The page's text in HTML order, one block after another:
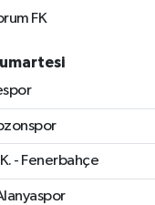
FK
- Fenerbahçe